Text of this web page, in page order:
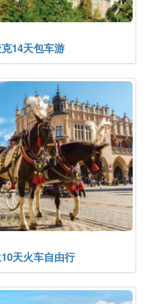
14天包车游
天火车自由行